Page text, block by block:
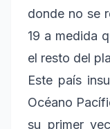
donde no se
19 a medida
el resto del
Este país
Océano
su primer